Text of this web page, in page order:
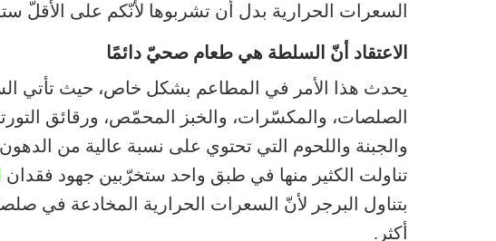
السعرات الحرارية بدل أن تشربوها لأنّكم على الأقلّ
الاعتقاد أنّ السلطة هي طعام صحيّ دائمًا
يحدث هذا الأمر في المطاعم بشكل خاص، حيث تأتي
الصلصات، والمكسّرات، والخبز المحمّص، ورقائق
والجبنة واللحوم التي تحتوي على نسبة عالية من
تناولت الكثير منها في طبق واحد ستخرّبين جهود فقدان
بتناول البرجر لأنّ السعرات الحرارية المخادعة في
أكثر.